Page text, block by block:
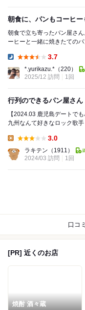
朝食に、パンもコーヒ
朝食で立ち寄ったパン屋さ
ーヒーと一緒に焼きたての
3.7
*.yurikazu.* （220）
2025/12 訪問
1回
行列のできるパン屋さん
【2024.03 鹿児島デートでもパン活♪】 鹿児島行かな
九州なんて好きなロック歌
3.0
ラキテン （1911）
2024/03 訪問
1回
口コ
[PR] 近くのお店
焼酎 酒々蔵